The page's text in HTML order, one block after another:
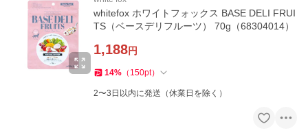
whitefox ホワイトフォックス BASE DELI FRUI
TS（ベースデリフルーツ） 70g（68304014）
1,188円
14% （ 150pt）
2〜3日以内に発送（休業日を除く）